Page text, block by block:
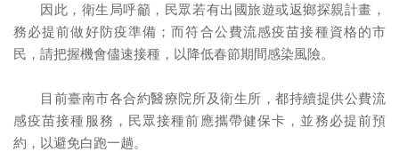
因此，衛生局呼籲，民眾若有出國旅遊或返鄉探親計畫，
務必提前做好防疫準備；而符合公費流感疫苗接種資格的市
民，請把握機會儘速接種，以降低春節期間感染風險。
目前臺南市各合約醫療院所及衛生所，都持續提供公費流
感疫苗接種服務，民眾接種前應攜帶健保卡，並務必提前預
約，以避免白跑一趟。